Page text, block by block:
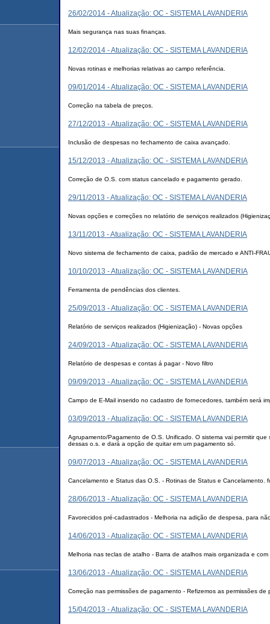
26/02/2014 - Atualização: OC - SISTEMA LAVANDERIA
Mais segurança nas suas finanças.
12/02/2014 - Atualização: OC - SISTEMA LAVANDERIA
Novas rotinas e melhorias relativas ao campo referência.
09/01/2014 - Atualização: OC - SISTEMA LAVANDERIA
Correção na tabela de preços.
27/12/2013 - Atualização: OC - SISTEMA LAVANDERIA
Inclusão de despesas no fechamento de caixa avançado.
15/12/2013 - Atualização: OC - SISTEMA LAVANDERIA
Correção de O.S. com status cancelado e pagamento gerado.
29/11/2013 - Atualização: OC - SISTEMA LAVANDERIA
Novas opções e correções no relatório de serviços realizados
13/11/2013 - Atualização: OC - SISTEMA LAVANDERIA
Novo sistema de fechamento de caixa, padrão de mercado e ANTI-
10/10/2013 - Atualização: OC - SISTEMA LAVANDERIA
Ferramenta de pendências dos clientes.
25/09/2013 - Atualização: OC - SISTEMA LAVANDERIA
Relatório de serviços realizados (Higienização) - Novas opções
24/09/2013 - Atualização: OC - SISTEMA LAVANDERIA
Relatório de despesas e contas á pagar - Novo filtro
09/09/2013 - Atualização: OC - SISTEMA LAVANDERIA
Campo de E-Mail inserido no cadastro de fornecedores, também será
03/09/2013 - Atualização: OC - SISTEMA LAVANDERIA
Agrupamento/Pagamento de O.S. Unificado. O sistema vai permitir
dessas o.s. e dará a opção de quitar em um pagamento só.
09/07/2013 - Atualização: OC - SISTEMA LAVANDERIA
Cancelamento e Status das O.S. - Rotinas de Status e Cancelamento.
28/06/2013 - Atualização: OC - SISTEMA LAVANDERIA
Favorecidos pré-cadastrados - Melhoria na adição de despesa, para
14/06/2013 - Atualização: OC - SISTEMA LAVANDERIA
Melhoria nas teclas de atalho - Barra de atalhos mais organizada e com
13/06/2013 - Atualização: OC - SISTEMA LAVANDERIA
Correção nas permissões de pagamento - Refizemos as permissões
15/04/2013 - Atualização: OC - SISTEMA LAVANDERIA